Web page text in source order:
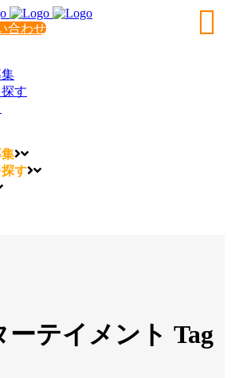
合わせ
す
す
ーテイメント Tag